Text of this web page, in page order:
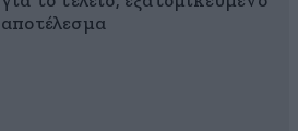
αποτέλεσμα